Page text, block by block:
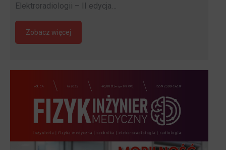
Elektroradiologii – II edycja…
Zobacz więcej